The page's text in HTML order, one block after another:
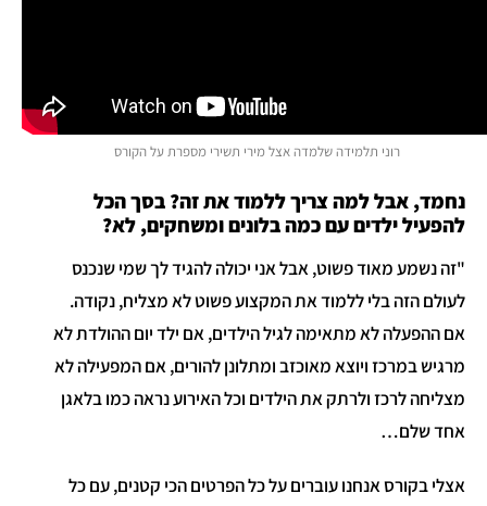
רוני תלמידה שלמדה אצל מירי תשירי מספרת על הקורס
נחמד, אבל למה צריך ללמוד את זה? בסך הכל
להפעיל ילדים עם כמה בלונים ומשחקים, לא?
"זה נשמע מאוד פשוט, אבל אני יכולה להגיד לך שמי שנכנס
לעולם הזה בלי ללמוד את המקצוע פשוט לא מצליח, נקודה.
אם ההפעלה לא מתאימה לגיל הילדים, אם ילד יום ההולדת לא
מרגיש במרכז ויוצא מאוכזב ומתלונן להורים, אם המפעילה לא
מצליחה לרכז ולרתק את הילדים וכל האירוע נראה כמו בלאגן
אחד שלם…
אצלי בקורס אנחנו עוברים על כל הפרטים הכי קטנים, עם כל